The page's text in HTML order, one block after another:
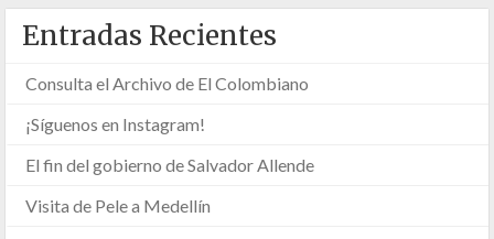
Entradas Recientes
Consulta el Archivo de El Colombiano
¡Síguenos en Instagram!
El fin del gobierno de Salvador Allende
Visita de Pele a Medellín